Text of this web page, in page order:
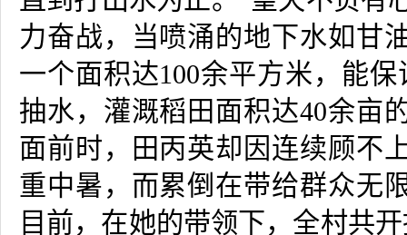
力奋战，当喷涌的地下水如甘
一个面积达100余平方米，能保
抽水，灌溉稻田面积达40余亩
面前时，田丙英却因连续顾不
重中暑，而累倒在带给群众无
目前，在她的带领下，全村共